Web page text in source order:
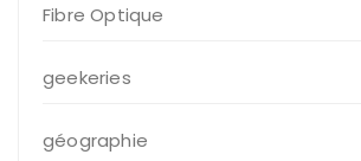
Fibre Optique
geekeries
géographie